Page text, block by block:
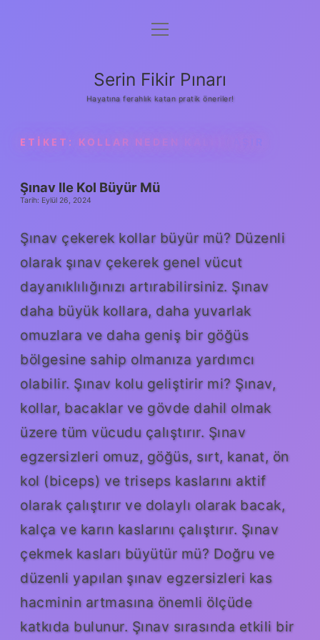
Gizlilik Politikası
Yasal Uyarı
menüyü
Serin Fikir Pınarı
Hayatına ferahlık katan pratik öneriler!
ETIKET: KOLLAR NEDEN KALINLAŞIR
Şınav Ile Kol Büyür Mü
Tarih: Eylül 26, 2024
Şınav çekerek kollar büyür mü? Düzenli
olarak şınav çekerek genel vücut
dayanıklılığınızı artırabilirsiniz. Şınav
daha büyük kollara, daha yuvarlak
omuzlara ve daha geniş bir göğüs
bölgesine sahip olmanıza yardımcı
olabilir. Şınav kolu geliştirir mi? Şınav,
kollar, bacaklar ve gövde dahil olmak
üzere tüm vücudu çalıştırır. Şınav
egzersizleri omuz, göğüs, sırt, kanat, ön
kol (biceps) ve triseps kaslarını aktif
olarak çalıştırır ve dolaylı olarak bacak,
kalça ve karın kaslarını çalıştırır. Şınav
çekmek kasları büyütür mü? Doğru ve
düzenli yapılan şınav egzersizleri kas
hacminin artmasına önemli ölçüde
katkıda bulunur. Şınav sırasında etkili bir